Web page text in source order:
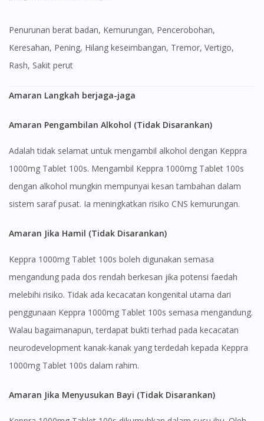
Visit DoctorOnCall Singapore
penurunan berat badan, Kemurungan, Pencerobohan,
Keresahan, Pening, Hilang keseimbangan, Tremor, Vertigo,
Rash, Sakit perut
Amaran Langkah berjaga-jaga
Amaran Pengambilan Alkohol (Tidak Disarankan)
Adalah tidak selamat untuk mengambil alkohol dengan Keppra
1000mg Tablet 100s. Mengambil Keppra 1000mg Tablet 100s
dengan alkohol mungkin mempunyai kesan tambahan dalam
sistem saraf pusat. Ia meningkatkan risiko CNS kemurungan.
Amaran Jika Hamil (Tidak Disarankan)
Keppra 1000mg Tablet 100s boleh digunakan semasa
mengandung pada dos rendah berkesan jika potensi faedah
melebihi risiko. Tidak ada kecacatan kongenital utama dari
penggunaan Keppra 1000mg Tablet 100s semasa mengandung.
Walau bagaimanapun, terdapat bukti terhad pada kecacatan
neurodevelopment kanak-kanak yang terdedah kepada Keppra
1000mg Tablet 100s dalam rahim.
Amaran Jika Menyusukan Bayi (Tidak Disarankan)